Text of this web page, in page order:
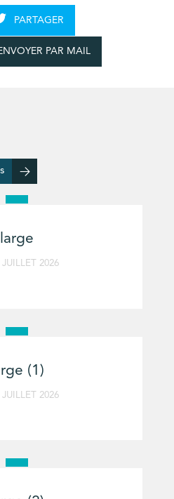
PARTAGER
PAR MAIL
large
JUILLET 2026
(1)
JUILLET 2026